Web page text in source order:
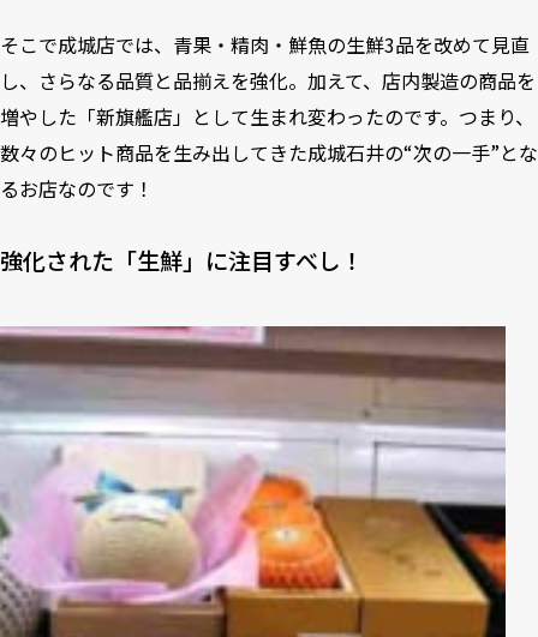
そこで成城店では、青果・精肉・鮮魚の生鮮3品を改めて見直
し、さらなる品質と品揃えを強化。加えて、店内製造の商品を
増やした「新旗艦店」として生まれ変わったのです。つまり、
数々のヒット商品を生み出してきた成城石井の“次の一手”とな
るお店なのです！
強化された「生鮮」に注目すべし！